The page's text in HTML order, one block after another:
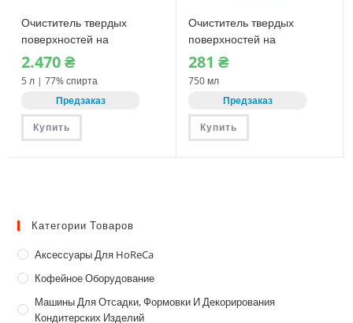
Очиститель твердых
поверхностей на
спиртовой основе Sanitec
SANIALC ULTRA (1842)
2.470₴
5 л | 77% спирта
Предзаказ
Купить
Очиститель твердых
поверхностей на
спиртовой основе Sanitec
SANIALC (1830-S)
281 ₴
750 мл
Предзаказ
Купить
Категории Товаров
Аксессуары Для HoReCa
Кофейное Оборудование
Машины Для Отсадки, Формовки И Декорирования
Кондитерских Изделий